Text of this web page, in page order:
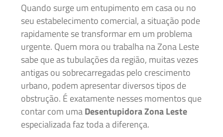
Quando surge um entupimento em casa ou no
seu estabelecimento comercial, a situação pode
rapidamente se transformar em um problema
urgente. Quem mora ou trabalha na Zona Leste
sabe que as tubulações da região, muitas vezes
antigas ou sobrecarregadas pelo crescimento
urbano, podem apresentar diversos tipos de
obstrução. É exatamente nesses momentos que
contar com umaDesentupidora Zona Leste
especializada faz toda a diferença.